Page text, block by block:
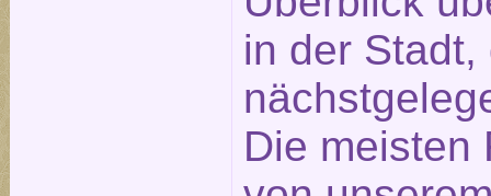
in der
Die meisten